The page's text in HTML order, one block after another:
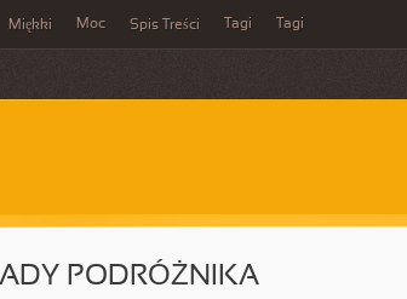
Miękki Moc Spis Treści Tagi Tagi
PODRÓŻNIKA